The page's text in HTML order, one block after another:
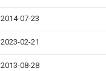
2014-07-23
2023-02-21
2013-08-28